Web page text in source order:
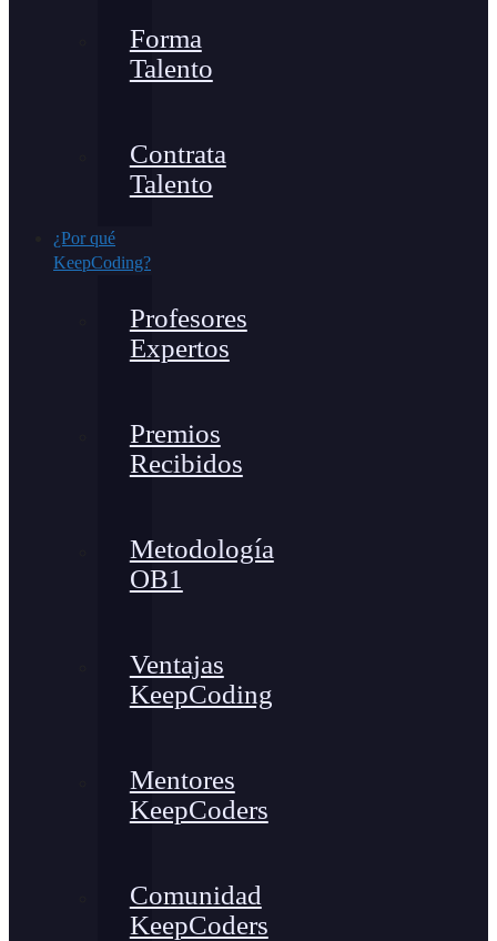
Forma
Talento
Contrata
Talento
¿Por qué
KeepCoding?
Profesores
Expertos
Premios
Recibidos
Metodología
OB1
Ventajas
KeepCoding
Mentores
KeepCoders
Comunidad
KeepCoders